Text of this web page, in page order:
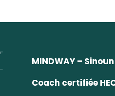
MINDWAY –
Coach certifiée